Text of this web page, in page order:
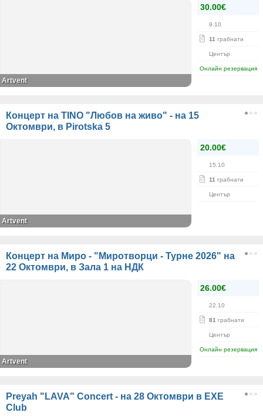
30.00€
9.10
11 грабнати
Център
Онлайн резервация
Artvent
Концерт на TINO "Любов на живо" - на 15
Октомври, в Pirotska 5
20.00€
15.10
11 грабнати
Център
Artvent
Концерт на Миро - "Миротворци - Турне 2026" на
22 Октомври, в Зала 1 на НДК
26.00€
22.10
81 грабнати
Център
Онлайн резервация
Artvent
Preyah "LAVA" Concert - на 28 Октомври в EXE
Club